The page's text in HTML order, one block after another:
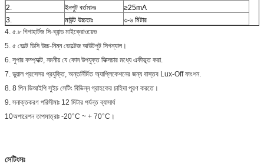
2.
ইনপুট বর্তমানঃ
≥25mA
3.
মাউন্ট উচ্চতাঃ
৩-৬ মিটার
4. ৫.৮ গিগাহার্টজ সি-ব্যান্ড মাইক্রোওয়েভ
5. ৫ ভোল্ট ডিসি উচ্চ-নিম্ন ভোল্টেজ আউটপুট সিগন্যাল।
6. সুপার কম্প্যাক্ট, নমনীয় যে কোন উপযুক্ত ফিক্সচার মধ্যে একীভূত করা.
7. ডুয়াল প্রসেসর প্রযুক্তি, অন্তর্নির্মিত অ্যাপ্লিকেশনের জন্য বাস্তব Lux-Off ফাংশন.
8. 8 পিন ডিআইপি সুইচ সেটিং বিভিন্ন গ্রাহকের চাহিদা পূরণ করতে।
9. সনাক্তকরণ পরিসীমাঃ 12 মিটার পর্যন্ত ব্যাসার্ধ
10অপারেশন তাপমাত্রাঃ -20°C ~ + 70°C।
সেটিংসঃ